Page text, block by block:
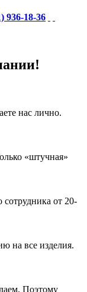
936-18-36
нас лично.
«штучная»
от 20-
на все изделия.
Поэтому